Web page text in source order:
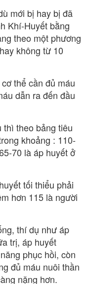
mới bị hay bị đã
Khí-Huyết bằng
theo một phương
không từ 10
thể cần đủ máu
dẫn ra đến đầu
thì theo bảng tiêu
khoảng : 110-
70 là áp huyết ở
tối thiểu phải
hơn 115 là người
thí dụ như áp
trị, áp huyết
phục hồi, còn
đủ máu nuôi thần
nặng hơn.